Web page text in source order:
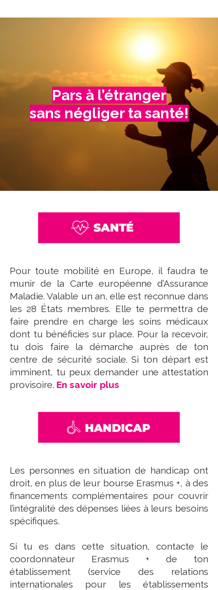
Pars à l’étranger
sans négliger ta santé!
Pour toute mobilité en Europe, il faudra te
munir de la Carte européenne d’Assurance
Maladie. Valable un an, elle est reconnue dans
les 28 États membres. Elle te permettra de
faire prendre en charge les soins médicaux
dont tu bénéficies sur place. Pour la recevoir,
tu dois faire la démarche auprès de ton
centre de sécurité sociale. Si ton départ est
imminent, tu peux demander une attestation
provisoire. En savoir plus
Les personnes en situation de handicap ont
droit, en plus de leur bourse Erasmus +, à des
financements complémentaires pour couvrir
l’intégralité des dépenses liées à leurs besoins
spécifiques.
Si tu es dans cette situation, contacte le
coordonnateur Erasmus + de ton
établissement (service des relations
internationales pour les établissements